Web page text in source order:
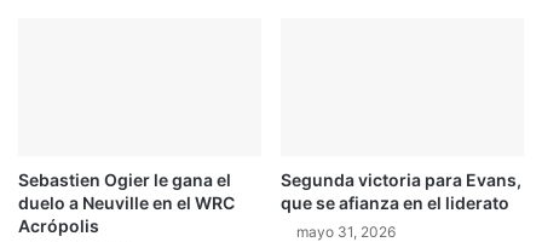
Sebastien Ogier le gana el
duelo a Neuville en el WRC
Acrópolis
Segunda victoria para Evans,
que se afianza en el liderato
mayo 31, 2026